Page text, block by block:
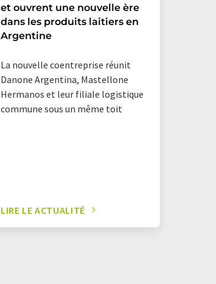
et ouvrent une nouvelle ère
dans les produits laitiers en
Argentine
La nouvelle coentreprise réunit
Danone Argentina, Mastellone
Hermanos et leur filiale logistique
commune sous un même toit
LIRE LE ACTUALITÉ